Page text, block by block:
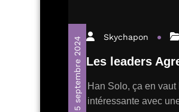
5 septembre 2024 Skychapon
Les leaders
Han Solo, ça en
intéressante avec